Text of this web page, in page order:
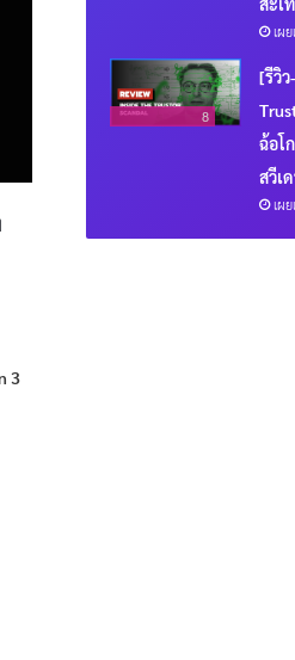
3
เผ
8
[รีวิว
ฉ้อโ
สวีเ
เผ